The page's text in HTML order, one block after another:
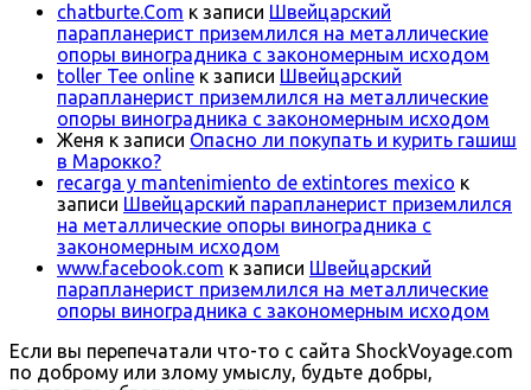
chatburte.Com к записи Швейцарский
парапланерист приземлился на металлические
опоры виноградника с закономерным исходом
toller Tee online к записи Швейцарский
парапланерист приземлился на металлические
опоры виноградника с закономерным исходом
Женя к записи Опасно ли покупать и курить гашиш
в Марокко?
recarga y mantenimiento de extintores mexico к
записи Швейцарский парапланерист приземлился
на металлические опоры виноградника с
закономерным исходом
www.facebook.com к записи Швейцарский
парапланерист приземлился на металлические
опоры виноградника с закономерным исходом
Если вы перепечатали что-то с сайта ShockVoyage.com
по доброму или злому умыслу, будьте добры,